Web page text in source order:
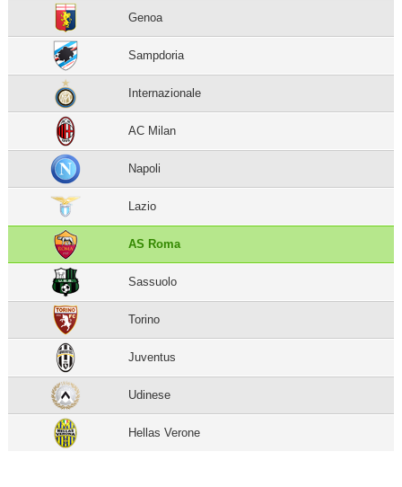
Genoa
Sampdoria
Internazionale
AC Milan
Napoli
Lazio
AS Roma
Sassuolo
Torino
Juventus
Udinese
Hellas Verone